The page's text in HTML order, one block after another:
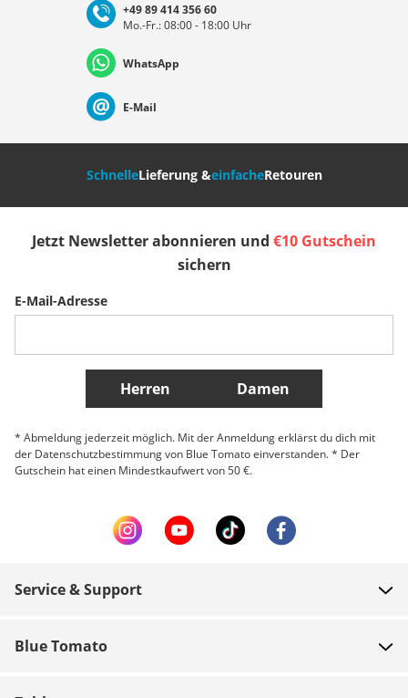
Deutschland Österreich
Nederland Italia (Italiano) Italien (Deutsch)
Slovenija
Belgique (Français) Danmark Norge
Weitere Länder
+49 89 414 356 60
Mo.-Fr.: 08:00 - 18:00 Uhr
WhatsApp
E-Mail
SchnelleLieferung &einfacheRetouren
Jetzt Newsletter abonnieren und €10 Gutschein
sichern
E-Mail-Adresse
Herren Damen
* Abmeldung jederzeit möglich. Mit der Anmeldung erklärst du dich mit
der Datenschutzbestimmung von Blue Tomato einverstanden. * Der
Gutschein hat einen Mindestkaufwert von 50 €.
Service & Support
Versand
Blue Tomato